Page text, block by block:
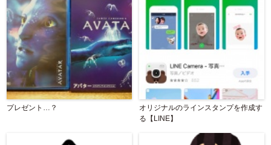
プレゼント…？
オリジナルのラインスタンプを作成す
る【LINE】